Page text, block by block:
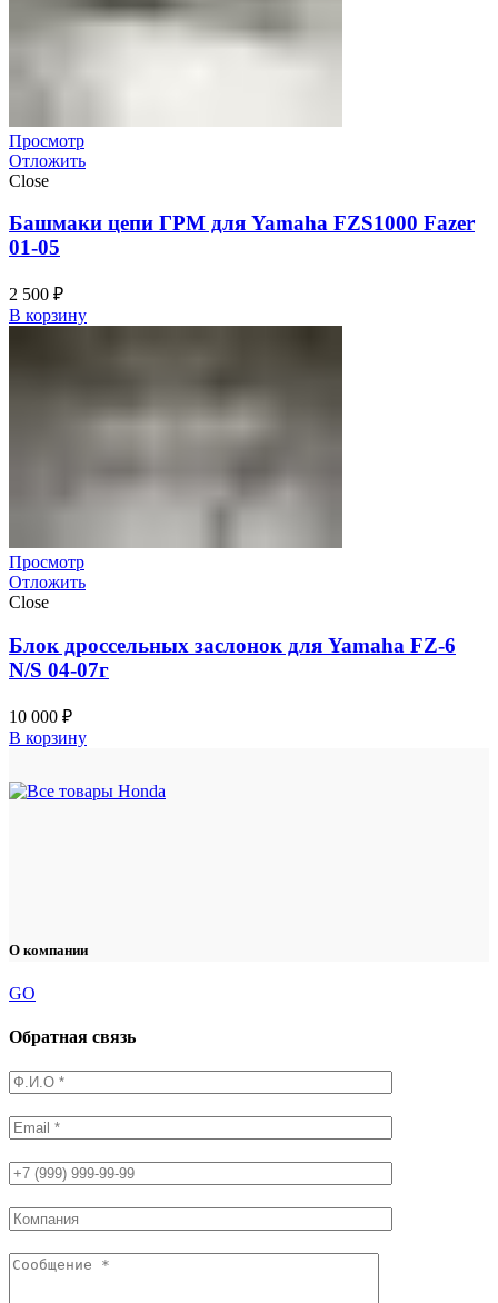
Просмотр
Отложить
Close
Башмаки цепи ГРМ для Yamaha FZS1000 Fazer
01-05
2 500 ₽
В корзину
Просмотр
Отложить
Close
Блок дроссельных заслонок для Yamaha FZ-6
N/S 04-07г
10 000 ₽
В корзину
О компании
GO
Обратная связь